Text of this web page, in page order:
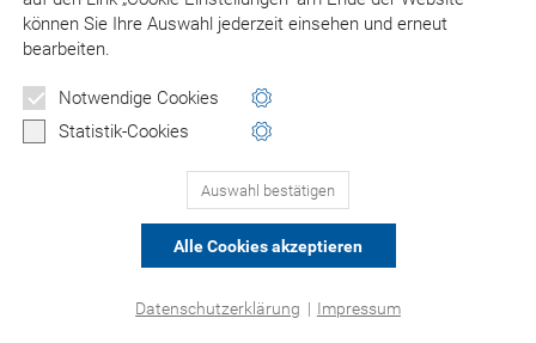
können Sie Ihre Auswahl jederzeit einsehen und erneut
bearbeiten.
Notwendige Cookies
Statistik-Cookies
Auswahl bestätigen
Alle Cookies akzeptieren
Datenschutzerklärung | Impressum